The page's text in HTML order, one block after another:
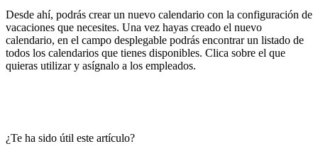
Desde ahí, podrás crear un nuevo calendario con la configuración de
vacaciones que necesites. Una vez hayas creado el nuevo
calendario, en el campo desplegable podrás encontrar un listado de
todos los calendarios que tienes disponibles. Clica sobre el que
quieras utilizar y asígnalo a los empleados.
¿Te ha sido útil este artículo?